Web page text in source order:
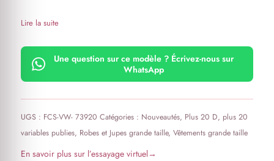
Il est possible de régler le haut et le bas afin de l’ajuster
Le modèle mesure 1m72 et porte une taille 50/52
Lire la suite
Une question sur ce modèle ? Écrivez-nous sur
WhatsApp
UGS : FCS-VW- 73920 Catégories : Nouveautés, Plus 20 D, plus 20
variables publies, Robes et Jupes grande taille, Vêtements grande taille
En savoir plus sur l’essayage virtuel→